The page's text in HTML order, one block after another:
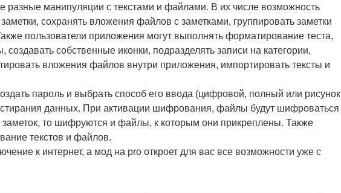
разные манипуляции с текстами и файлами. В их числе возможность
сохранять вложения файлов с заметками, группировать заметки
пользователи приложения могут выполнять форматирование теста,
собственные иконки, подразделять записи на категории,
вложения файлов внутри приложения, импортировать тексты и
пароль и выбрать способ его ввода (цифровой, полный или рисунок
данных. При активации шифрования, файлы будут шифроваться
то шифруются и файлы, к которым они прикреплены. Также
текстов и файлов.
к интернет, а мод на pro откроет для вас все возможности уже с